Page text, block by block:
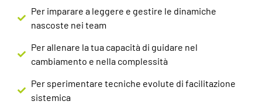
Per imparare a leggere e gestire le dinamiche
nascoste nei team
Per allenare la tua capacità di guidare nel
cambiamento e nella complessità
Per sperimentare tecniche evolute di facilitazione
sistemica